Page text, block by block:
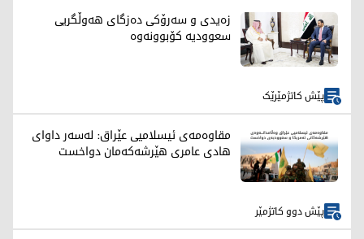
زەیدی و سەرۆکی دەزگای هەوڵگریی
سعوودیە کۆبوونەوە
پێش کاتژمێرێک
مقاوەمەی ئیسلامیی عێراق: لەسەر داوای
هادی عامری هێرشەکەمان دواخست
پێش دوو کاتژمێر